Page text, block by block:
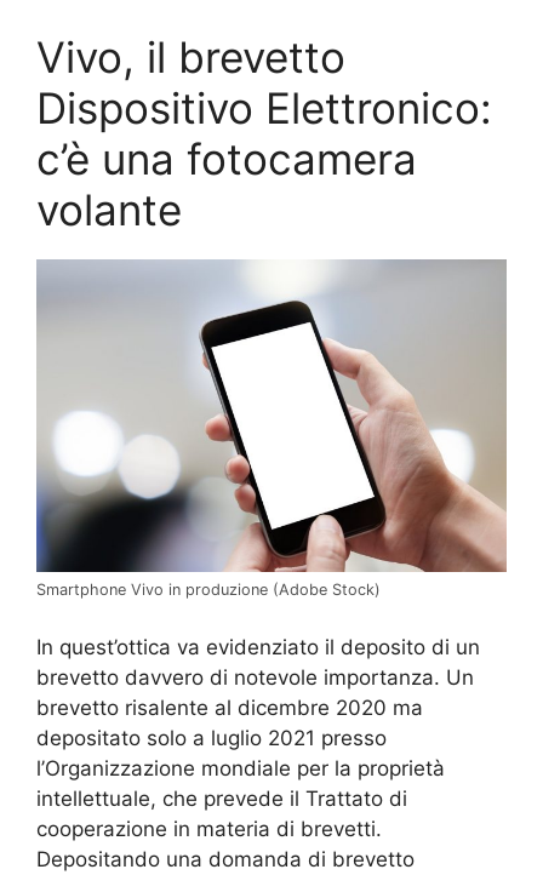
Vivo, il brevetto
Dispositivo Elettronico:
c’è una fotocamera
volante
Smartphone Vivo in produzione (Adobe Stock)
In quest’ottica va evidenziato il deposito di un
brevetto davvero di notevole importanza. Un
brevetto risalente al dicembre 2020 ma
depositato solo a luglio 2021 presso
l’Organizzazione mondiale per la proprietà
intellettuale, che prevede il Trattato di
cooperazione in materia di brevetti.
Depositando una domanda di brevetto